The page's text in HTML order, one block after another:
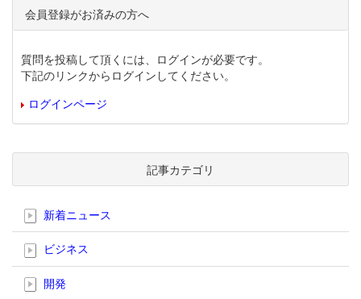
会員登録がお済みの方へ
質問を投稿して頂くには、ログインが必要です。
下記のリンクからログインしてください。
ログインページ
記事カテゴリ
新着ニュース
ビジネス
開発